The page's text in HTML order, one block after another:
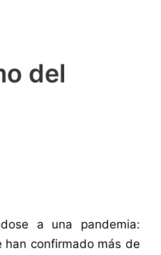
del
a una pandemia:
han confirmado más de